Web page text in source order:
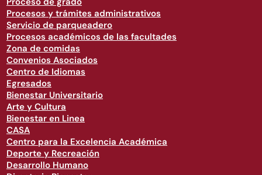
Procesos y trámites administrativos
Servicio de parqueadero
Procesos académicos de las facultades
Zona de comidas
Convenios Asociados
Centro de Idiomas
Egresados
Bienestar Universitario
Arte y Cultura
Bienestar en Linea
CASA
Centro para la Excelencia Académica
Deporte y Recreación
Desarrollo Humano